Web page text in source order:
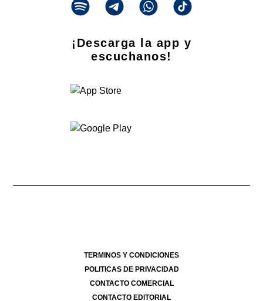
¡Descarga la app y
escuchanos!
TERMINOS Y CONDICIONES
POLITICAS DE PRIVACIDAD
CONTACTO COMERCIAL
CONTACTO EDITORIAL